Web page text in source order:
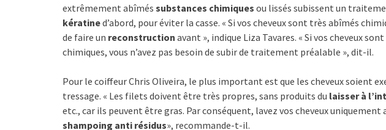
extrêmement abîmés substances chimiques ou lissés subissent un
kératined’abord, pour éviter la casse. « Si vos cheveux sont très abîmés
de faire un reconstruction avant », indique Liza Tavares. « Si vos cheveux
chimiques, vous n’avez pas besoin de subir de traitement préalable », dit-il.
Pour le coiffeur Chris Oliveira, le plus important est que les cheveux soient
tressage. « Les filets doivent être très propres, sans produits du laisser à
etc., car ils peuvent être gras. Par conséquent, lavez vos cheveux uniquement
shampoing anti résidus», recommande-t-il.